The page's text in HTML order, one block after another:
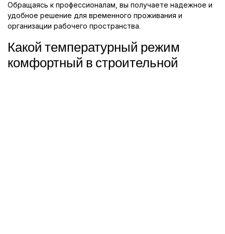
Обращаясь к профессионалам, вы получаете надежное и
удобное решение для временного проживания и
организации рабочего пространства.
Какой температурный режим
комфортный в строительной